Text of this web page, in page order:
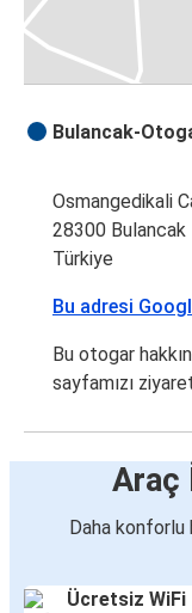
Terme
Bulancak-
Osmangedikali
28300 Bulancak
Türkiye
Bu adresi
Bu otogar
sayfamızı
Araç
Daha
Ücretsiz WiFi